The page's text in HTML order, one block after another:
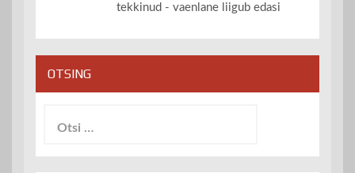
tekkinud - vaenlane liigub edasi
OTSING